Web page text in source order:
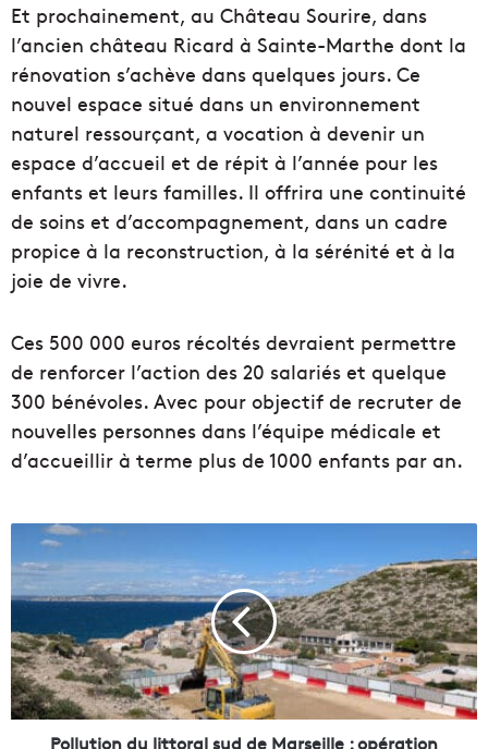
Et prochainement, au Château Sourire, dans
l’ancien château Ricard à Sainte-Marthe dont la
rénovation s’achève dans quelques jours. Ce
nouvel espace situé dans un environnement
naturel ressourçant, a vocation à devenir un
espace d’accueil et de répit à l’année pour les
enfants et leurs familles. Il offrira une continuité
de soins et d’accompagnement, dans un cadre
propice à la reconstruction, à la sérénité et à la
joie de vivre.
Ces 500 000 euros récoltés devraient permettre
de renforcer l’action des 20 salariés et quelque
300 bénévoles. Avec pour objectif de recruter de
nouvelles personnes dans l’équipe médicale et
d’accueillir à terme plus de 1000 enfants par an.
o
l
u
t
i
o
n
Pollution du littoral sud de Marseille : opération